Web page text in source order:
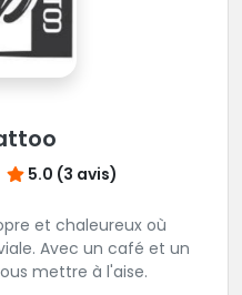
5.0 (3 avis)
et chaleureux où
Avec un café et un
mettre à l'aise.